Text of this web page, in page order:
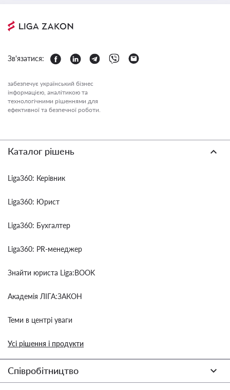
Зв'язатися:
забезпечує український бізнес
інформацією, аналітикою та
технологічними рішеннями для
ефективної та безпечної роботи.
Каталог рішень
Liga360: Керівник
Liga360: Юрист
Liga360: Бухгалтер
Liga360: PR-менеджер
Знайти юриста Liga:BOOK
Академія ЛІГА:ЗАКОН
Теми в центрі уваги
Усі рішення і продукти
Співробітництво